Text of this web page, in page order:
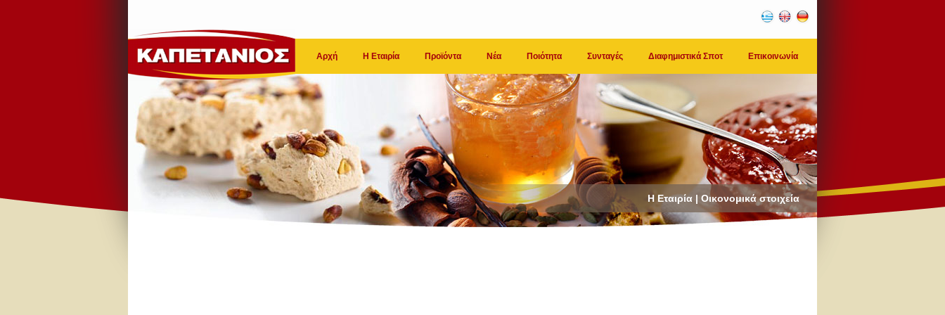
Αρχή Η Εταιρία Προϊόντα Νέα Ποιότητα Συνταγές Διαφημιστικά Σποτ Επικοινωνία
Η Εταιρία | Οικονομικά στοιχεία